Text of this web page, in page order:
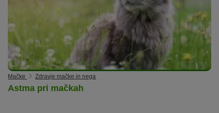
Mačke Zdravje mačke in nega
Astma pri mačkah